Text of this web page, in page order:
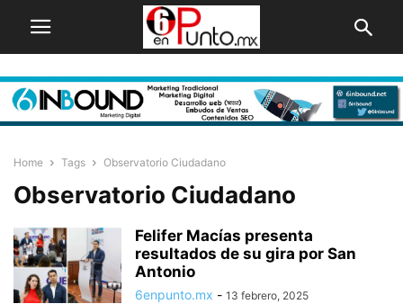
Home Tags Observatorio Ciudadano
Observatorio Ciudadano
Felifer Macías presenta
resultados de su gira por San
Antonio
6enpunto.mx - 13 febrero, 2025